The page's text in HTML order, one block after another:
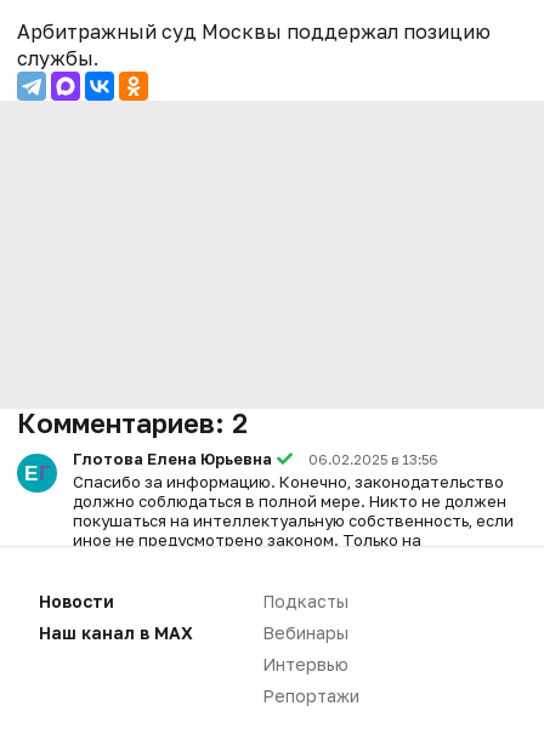
Арбитражный суд Москвы поддержал позицию
службы.
Комментариев: 2
Глотова Елена Юрьевна 06.02.2025 в 13:56
Спасибо за информацию. Конечно, законодательство
должно соблюдаться в полной мере. Никто не должен
покушаться на интеллектуальную собственность, если
иное не предусмотрено законом. Только на
Азарова Ольга Николаевна
Спасибо за информацию. Это правильное решение.
Нужно обязательно сделать всё, чтобы фармкомпания
могла быть спокойной в своих правах на тот или иной
препарат и это предусмотрено законом. Разрешение на
Новости
Наш канал в MAX
Подкасты
Вебинары
Интервью
Репортажи